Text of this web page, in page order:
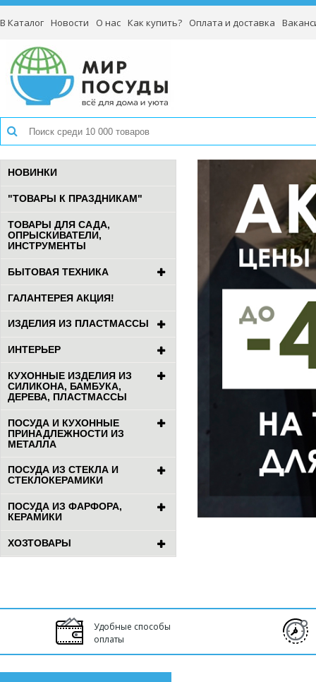
В Каталог Новости О нас Как купить? Оплата и доставка
НОВИНКИ
"ТОВАРЫ К ПРАЗДНИКАМ"
ТОВАРЫ ДЛЯ САДА,
ОПРЫСКИВАТЕЛИ,
ИНСТРУМЕНТЫ
БЫТОВАЯ ТЕХНИКА
ГАЛАНТЕРЕЯ АКЦИЯ!
ИЗДЕЛИЯ ИЗ ПЛАСТМАССЫ
ИНТЕРЬЕР
КУХОННЫЕ ИЗДЕЛИЯ ИЗ
СИЛИКОНА, БАМБУКА,
ДЕРЕВА, ПЛАСТМАССЫ
ПОСУДА И КУХОННЫЕ
ПРИНАДЛЕЖНОСТИ ИЗ
МЕТАЛЛА
ПОСУДА ИЗ СТЕКЛА И
СТЕКЛОКЕРАМИКИ
ПОСУДА ИЗ ФАРФОРА,
КЕРАМИКИ
ХОЗТОВАРЫ
Удобные способы
оплаты